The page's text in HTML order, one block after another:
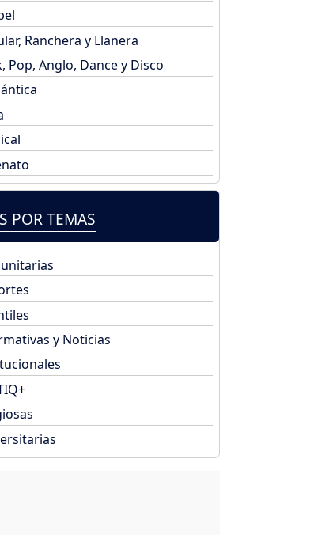
Ranchera y Llanera
Pop, Anglo, Dance y Disco
POR TEMAS
y Noticias